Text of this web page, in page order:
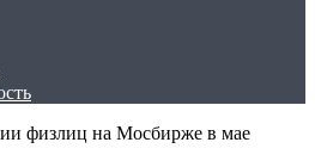
физлиц на Мосбирже в мае